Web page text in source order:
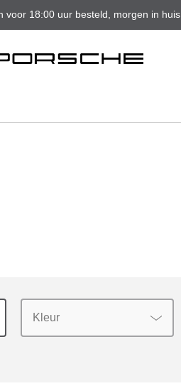
voor 18:00 uur besteld, morgen in huis
Kleur